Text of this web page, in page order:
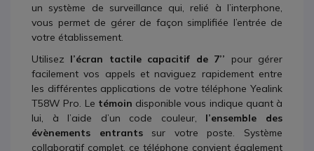
un système de surveillance qui, relié à l’interphone,
vous permet de gérer de façon simplifiée l’entrée de
votre établissement.
Utilisez l’écran tactile capacitif de 7’’ pour gérer
facilement vos appels et naviguez rapidement entre
les différentes applications de votre téléphone Yealink
T58W Pro. Le témoin disponible vous indique quant à
lui, à l’aide d’un code couleur, l’ensemble des
évènements entrantssur votre poste. Système
collaboratif complet, ce téléphone convient également